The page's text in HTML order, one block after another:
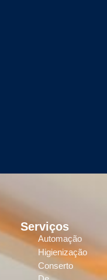
Serviços
Automação
Higienização
Conserto